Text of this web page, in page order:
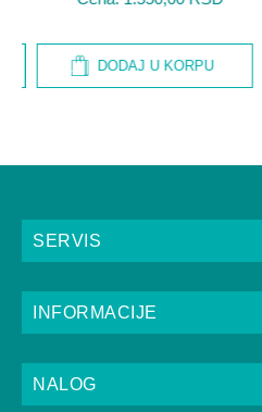
DODAJ U KORPU
SERVIS
INFORMACIJE
NALOG